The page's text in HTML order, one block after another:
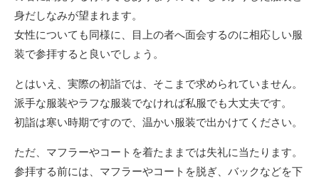
身だしなみが望まれます。
女性についても同様に、目上の者へ面会するのに相応しい服
装で参拝すると良いでしょう。
とはいえ、実際の初詣では、そこまで求められていません。
派手な服装やラフな服装でなければ私服でも大丈夫です。
初詣は寒い時期ですので、温かい服装で出かけてください。
ただ、マフラーやコートを着たままでは失礼に当たります。
参拝する前には、マフラーやコートを脱ぎ、バックなどを下